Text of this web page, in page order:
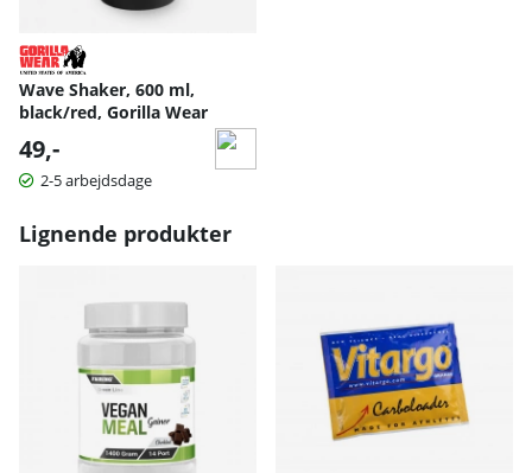
Wave Shaker, 600 ml,
black/red, Gorilla Wear
49,-
2-5 arbejdsdage
Lignende produkter